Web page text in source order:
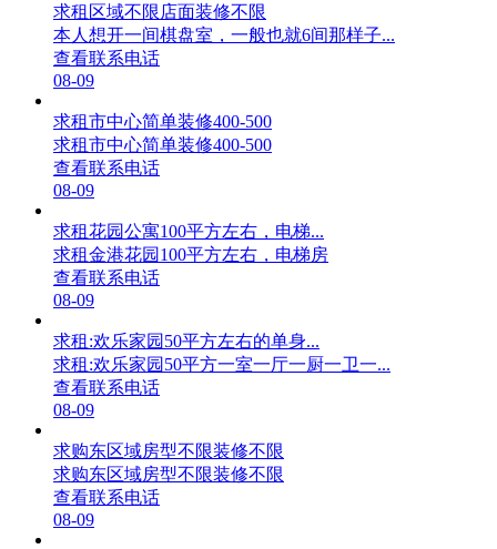
求租区域不限店面装修不限
本人想开一间棋盘室，一般也就6间那样子...
查看联系电话
08-09
求租市中心简单装修400-500
求租市中心简单装修400-500
查看联系电话
08-09
求租花园公寓100平方左右，电梯...
求租金港花园100平方左右，电梯房
查看联系电话
08-09
求租:欢乐家园50平方左右的单身...
求租:欢乐家园50平方一室一厅一厨一卫一...
查看联系电话
08-09
求购东区域房型不限装修不限
求购东区域房型不限装修不限
查看联系电话
08-09